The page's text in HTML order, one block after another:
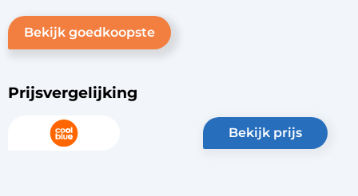
Bekijk goedkoopste
Prijsvergelijking
bekijk prijs